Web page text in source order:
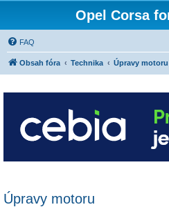
Opel Corsa
FAQ
Obsah fóra Technika Úpravy motoru
Úpravy motoru